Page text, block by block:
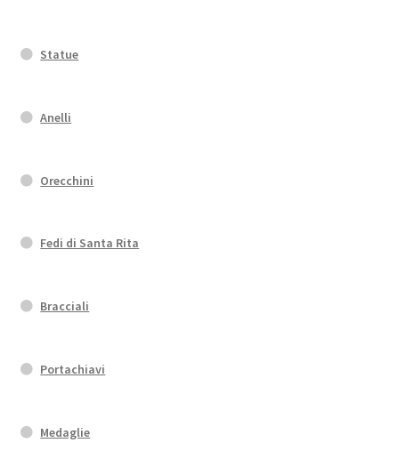
Statue
Anelli
Orecchini
Fedi di Santa Rita
Bracciali
Portachiavi
Medaglie